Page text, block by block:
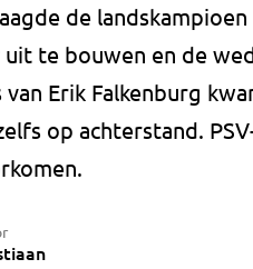
de
te bouwen en de
Erik Falkenburg
op achterstand.